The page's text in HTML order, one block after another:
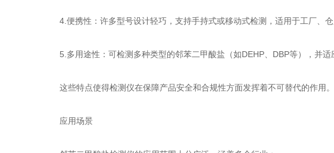
4.便携性：许多型号设计轻巧，支持手持式或移动式检测，适用于工厂、仓
5.多用途性：可检测多种类型的邻苯二甲酸盐（如DEHP、DBP等），并适
这些特点使得检测仪在保障产品安全和合规性方面发挥着不可替代的作用。
应用场景